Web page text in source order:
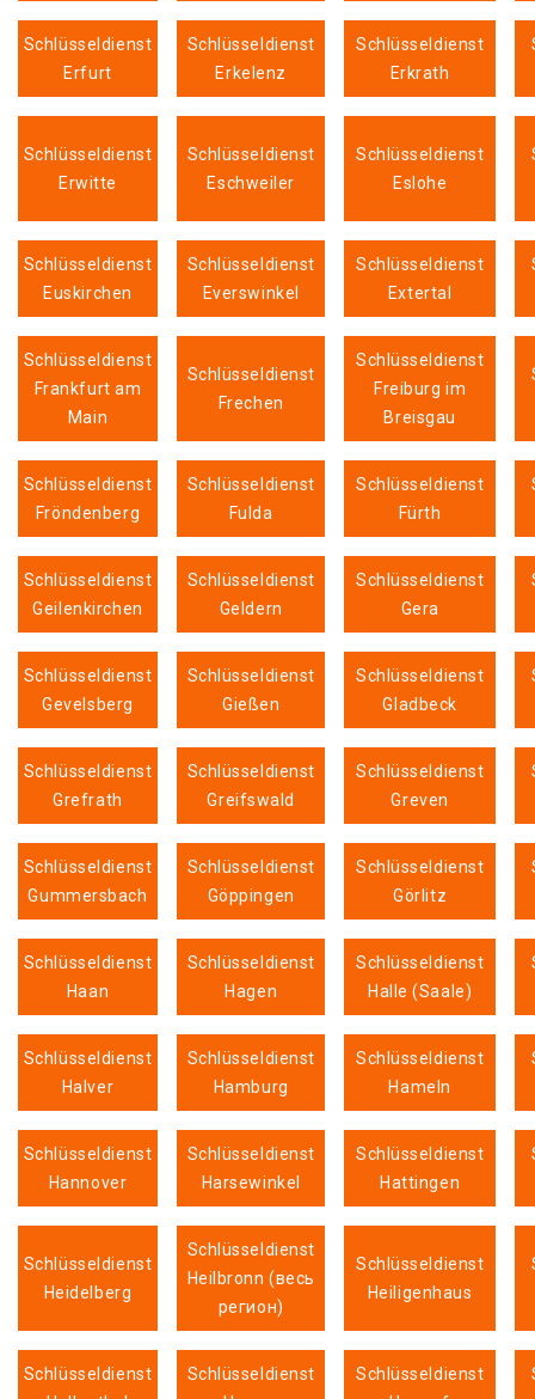
Schlüsseldienst
Erfurt
Schlüsseldienst
Erkelenz
Schlüsseldienst
Erkrath
Schlüsseldienst
Erwitte
Schlüsseldienst
Eschweiler
Schlüsseldienst
Eslohe
Schlüsseldienst
Euskirchen
Schlüsseldienst
Everswinkel
Schlüsseldienst
Extertal
Schlüsseldienst
Frankfurt am
Main
Schlüsseldienst
Frechen
Schlüsseldienst
Freiburg im
Breisgau
Schlüsseldienst
Fröndenberg
Schlüsseldienst
Fulda
Schlüsseldienst
Fürth
Schlüsseldienst
Geilenkirchen
Schlüsseldienst
Geldern
Schlüsseldienst
Gera
Schlüsseldienst
Gevelsberg
Schlüsseldienst
Gießen
Schlüsseldienst
Gladbeck
Schlüsseldienst
Grefrath
Schlüsseldienst
Greifswald
Schlüsseldienst
Greven
Schlüsseldienst
Gummersbach
Schlüsseldienst
Göppingen
Schlüsseldienst
Görlitz
Schlüsseldienst
Haan
Schlüsseldienst
Hagen
Schlüsseldienst
Halle (Saale)
Schlüsseldienst
Halver
Schlüsseldienst
Hamburg
Schlüsseldienst
Hameln
Schlüsseldienst
Hannover
Schlüsseldienst
Harsewinkel
Schlüsseldienst
Hattingen
Schlüsseldienst
Heidelberg
Schlüsseldienst
Heilbronn (весь
регион)
Schlüsseldienst
Heiligenhaus
Schlüsseldienst
Schlüsseldienst
Schlüsseldienst